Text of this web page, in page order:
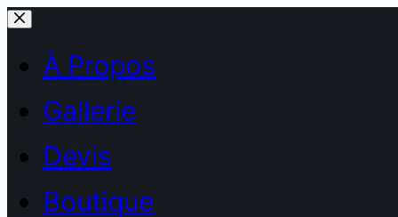
Passer
contenuÀ Propos
Gallerie
Devis
Boutique